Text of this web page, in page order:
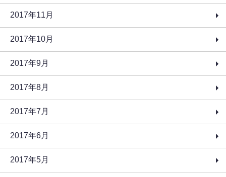
2017年11月
2017年10月
2017年9月
2017年8月
2017年7月
2017年6月
2017年5月